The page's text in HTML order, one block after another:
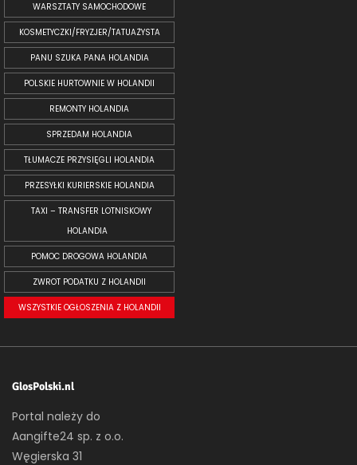
WARSZTATY SAMOCHODOWE
KOSMETYCZKI/FRYZJER/TATUAŻYSTA
PANU SZUKA PANA HOLANDIA
POLSKIE HURTOWNIE W HOLANDII
REMONTY HOLANDIA
SPRZEDAM HOLANDIA
TŁUMACZE PRZYSIĘGLI HOLANDIA
PRZESYŁKI KURIERSKIE HOLANDIA
TAXI – TRANSFER LOTNISKOWY
HOLANDIA
POMOC DROGOWA HOLANDIA
ZWROT PODATKU Z HOLANDII
WSZYSTKIE OGŁOSZENIA Z HOLANDII
GlosPolski.nl
Portal należy do
Aangifte24 sp. z o.o.
Węgierska 31